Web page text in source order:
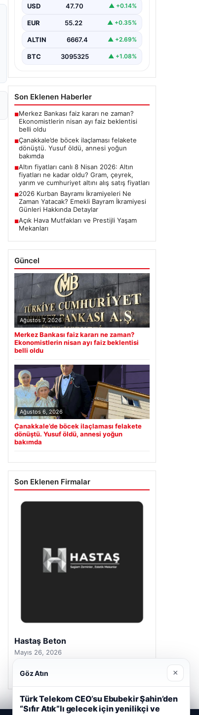
annesi yoğun bakımda
USD 47.70 ▲ +0.14%
EUR 55.22 ▲ +0.35%
ALTIN 6667.4 ▲ +2.69%
BTC 3095325 ▲ +1.08%
Son Eklenen Haberler
■Merkez Bankası faiz kararı ne zaman?
Ekonomistlerin nisan ayı faiz beklentisi
belli oldu
■Çanakkale’de böcek ilaçlaması felakete
dönüştü. Yusuf öldü, annesi yoğun
bakımda
■Altın fiyatları canlı 8 Nisan 2026: Altın
fiyatları ne kadar oldu? Gram, çeyrek,
yarım ve cumhuriyet altını alış satış fiyatları
■2026 Kurban Bayramı İkramiyeleri Ne
Zaman Yatacak? Emekli Bayram İkramiyesi
Günleri Hakkında Detaylar
■Açık Hava Mutfakları ve Prestijli Yaşam
Mekanları
Güncel
Ağustos 7, 2026
Merkez Bankası faiz kararı ne zaman?
Ekonomistlerin nisan ayı faiz beklentisi
belli oldu
Ağustos 6, 2026
Çanakkale’de böcek ilaçlaması felakete
dönüştü. Yusuf öldü, annesi yoğun
bakımda
Son Eklenen Firmalar
Hastaş Beton
Mayıs 26, 2026
Göz Atın ×
Türk Telekom CEO’su Ebubekir Şahin’den
“Sıfır Atık”lı gelecek için yenilikçi ve